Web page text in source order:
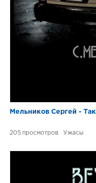
Мельников Сергей -
205 Ужасы